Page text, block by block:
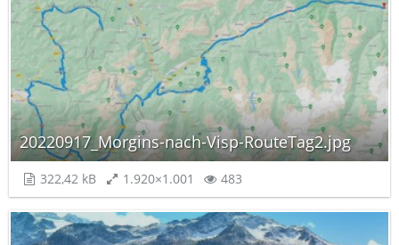
20220917_Morgins-nach-Visp-RouteTag2.jpg
322,42 kB 1.920×1.001 483